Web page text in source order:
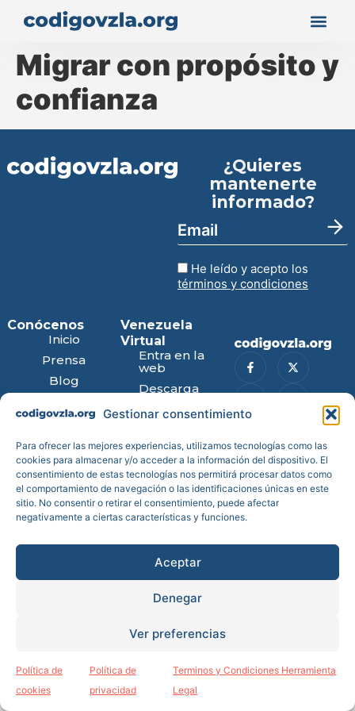
Gestionar consentimiento
Para ofrecer las mejores experiencias, utilizamos tecnologías como las
cookies para almacenar y/o acceder a la información del dispositivo. El
consentimiento de estas tecnologías nos permitirá procesar datos como
el comportamiento de navegación o las identificaciones únicas en este
sitio. No consentir o retirar el consentimiento, puede afectar
negativamente a ciertas características y funciones.
Aceptar
Denegar
Ver preferencias
Política de
cookies
Política de
privacidad
Terminos y Condiciones Herramienta
Legal
Migrar con propósito y
confianza
¿Quieres
mantenerte
informado?
He leído y acepto los
términos y condiciones
Conócenos
Inicio
Prensa
Blog
Reportes de
Cuentas
anuales
Estatutos
Venezuela
Virtual
Entra en la
web
Descarga
Descarga
Android
Todos los derechos reservados © Código Venezuela es una
Fundación de bien social inscrita en el Registro de Fundaciones del
Orden Ministerial de 2019 del Ministerio de Justicia de España.